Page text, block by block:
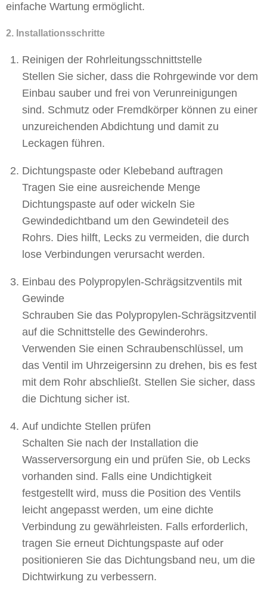
einfache Wartung ermöglicht.
2. Installationsschritte
Reinigen der Rohrleitungsschnittstelle
Stellen Sie sicher, dass die Rohrgewinde vor dem
Einbau sauber und frei von Verunreinigungen
sind. Schmutz oder Fremdkörper können zu einer
unzureichenden Abdichtung und damit zu
Leckagen führen.
Dichtungspaste oder Klebeband auftragen
Tragen Sie eine ausreichende Menge
Dichtungspaste auf oder wickeln Sie
Gewindedichtband um den Gewindeteil des
Rohrs. Dies hilft, Lecks zu vermeiden, die durch
lose Verbindungen verursacht werden.
Einbau des Polypropylen-Schrägsitzventils mit
Gewinde
Schrauben Sie das Polypropylen-Schrägsitzventil
auf die Schnittstelle des Gewinderohrs.
Verwenden Sie einen Schraubenschlüssel, um
das Ventil im Uhrzeigersinn zu drehen, bis es fest
mit dem Rohr abschließt. Stellen Sie sicher, dass
die Dichtung sicher ist.
Auf undichte Stellen prüfen
Schalten Sie nach der Installation die
Wasserversorgung ein und prüfen Sie, ob Lecks
vorhanden sind. Falls eine Undichtigkeit
festgestellt wird, muss die Position des Ventils
leicht angepasst werden, um eine dichte
Verbindung zu gewährleisten. Falls erforderlich,
tragen Sie erneut Dichtungspaste auf oder
positionieren Sie das Dichtungsband neu, um die
Dichtwirkung zu verbessern.